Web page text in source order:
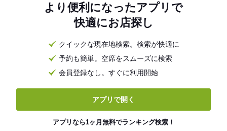
より便利になったアプリで
快適にお店探し
クイックな現在地検索。検索が快適に
予約も簡単。空席をスムーズに検索
会員登録なし。すぐに利用開始
アプリで開く
アプリなら1ヶ月無料でランキング検索！